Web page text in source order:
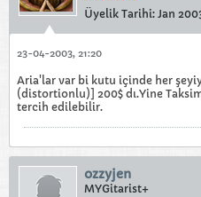
Üyelik Tarihi: Jan
23-04-2003, 21:20
Aria'lar var bi kutu içinde her
(distortionlu)] 200$ dı.Yine
tercih edilebilir.
ozzyjen
MYGitarist+